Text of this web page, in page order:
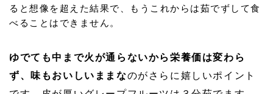
ると想像を超えた結果で、もうこれからは茹でずして食
べることはできません。
ゆでても中まで火が通らないから栄養価は変わら
ず、味もおいしいままなのがさらに嬉しいポイント